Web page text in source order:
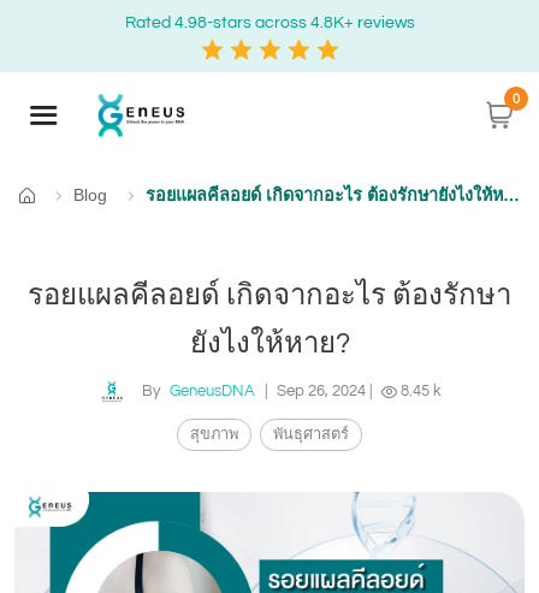
Rated 4.98-stars across 4.8K+ reviews
0
Home
Blog รอยแผลคีลอยด์ เกิดจากอะไร ต้องรักษายังไงให้หาย?
รอยแผลคีลอยด์ เกิดจากอะไร ต้องรักษา
ยังไงให้หาย?
By GeneusDNA Sep 26, 2024 8.45 k
สุขภาพ พันธุศาสตร์